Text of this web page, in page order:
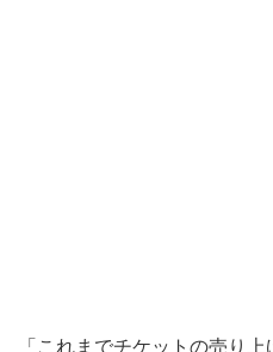
「これまでチケットの売り